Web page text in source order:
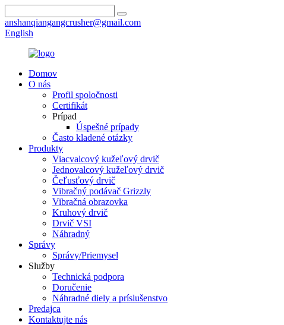
anshanqiangangcrusher@gmail.com
English
Domov
O nás
Profil spoločnosti
Certifikát
Prípad
Úspešné prípady
Často kladené otázky
Produkty
Viacvalcový kužeľový drvič
Jednovalcový kužeľový drvič
Čeľusťový drvič
Vibračný podávač Grizzly
Vibračná obrazovka
Kruhový drvič
Drvič VSI
Náhradný
Správy
Správy/Priemysel
Služby
Technická podpora
Doručenie
Náhradné diely a príslušenstvo
Predajca
Kontaktujte nás